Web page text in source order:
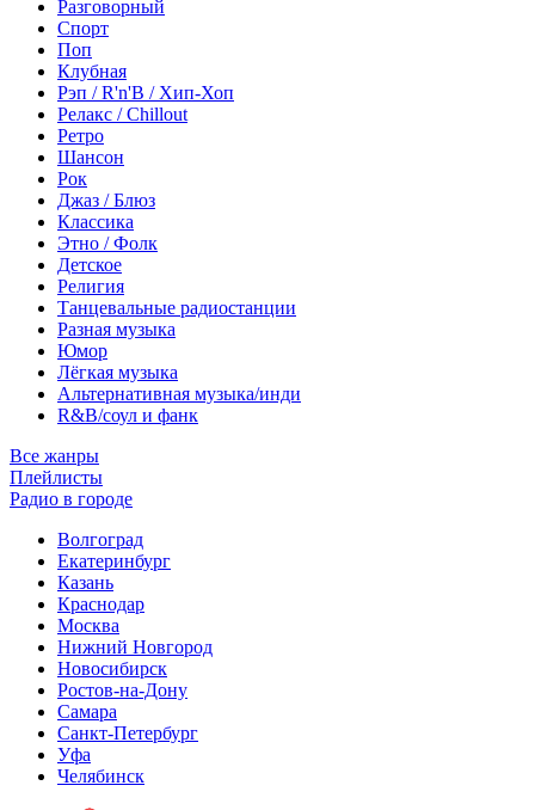
Разговорный
Спорт
Поп
Клубная
Рэп / R'n'B / Хип-Хоп
Релакс / Chillout
Ретро
Шансон
Рок
Джаз / Блюз
Классика
Этно / Фолк
Детское
Религия
Танцевальные радиостанции
Разная музыка
Юмор
Лёгкая музыка
Альтернативная музыка/инди
R&B/cоул и фанк
Все жанры
Плейлисты
Радио в городе
Волгоград
Екатеринбург
Казань
Краснодар
Москва
Нижний Новгород
Новосибирск
Ростов-на-Дону
Самара
Санкт-Петербург
Уфа
Челябинск